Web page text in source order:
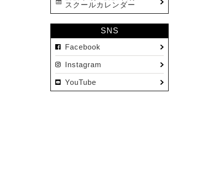
2023.04(15)
2022.11(16)
スクールカレンダー
SNS
Facebook
Instagram
YouTube